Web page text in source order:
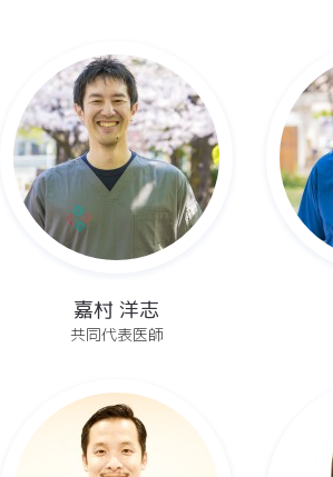
嘉村 洋志
共同代表医師